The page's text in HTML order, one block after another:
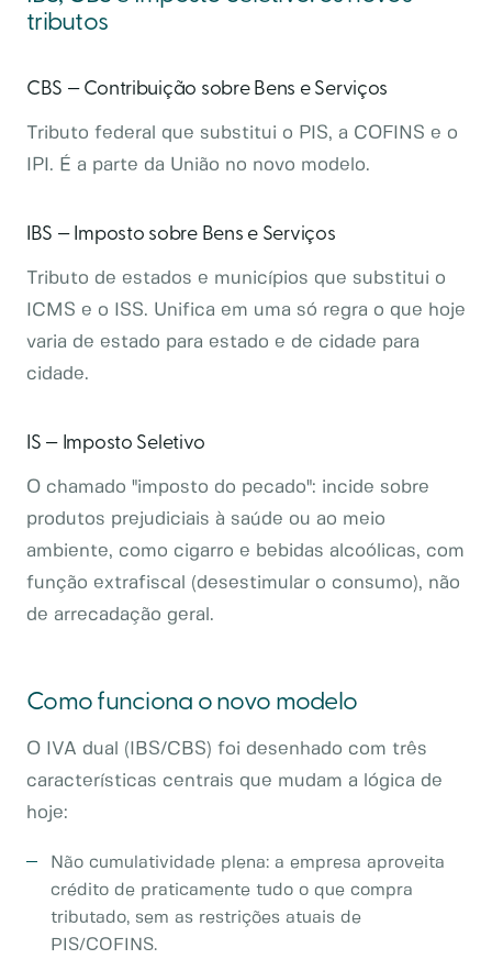
tributos
CBS — Contribuição sobre Bens e Serviços
Tributo federal que substitui o PIS, a COFINS e o
IPI. É a parte da União no novo modelo.
IBS — Imposto sobre Bens e Serviços
Tributo de estados e municípios que substitui o
ICMS e o ISS. Unifica em uma só regra o que hoje
varia de estado para estado e de cidade para
cidade.
IS — Imposto Seletivo
O chamado "imposto do pecado": incide sobre
produtos prejudiciais à saúde ou ao meio
ambiente, como cigarro e bebidas alcoólicas, com
função extrafiscal (desestimular o consumo), não
de arrecadação geral.
Como funciona o novo modelo
O IVA dual (IBS/CBS) foi desenhado com três
características centrais que mudam a lógica de
hoje:
Não cumulatividade plena: a empresa aproveita
crédito de praticamente tudo o que compra
tributado, sem as restrições atuais de
PIS/COFINS.